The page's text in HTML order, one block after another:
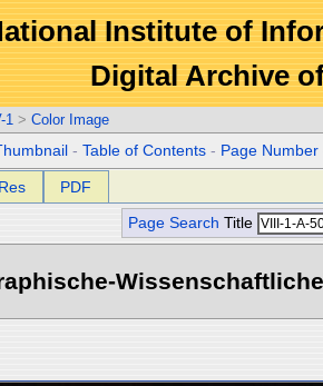
Institute of
Digital Archive
1 > Color Image
-Table of Contents - Page Number
PDF
Page Search Title